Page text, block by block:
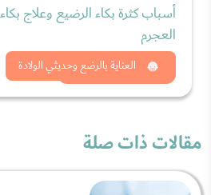
العناية بالرضع وحديثي الولادة
أسباب كثرة بكاء الرضيع وعلاج
العجرم
شاهد الان
مقالات ذات صلة